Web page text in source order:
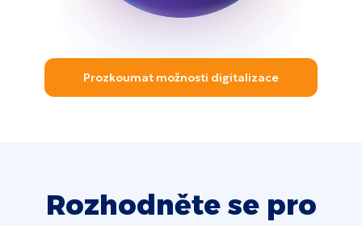
Prozkoumat možnosti digitalizace
Rozhodněte se pro